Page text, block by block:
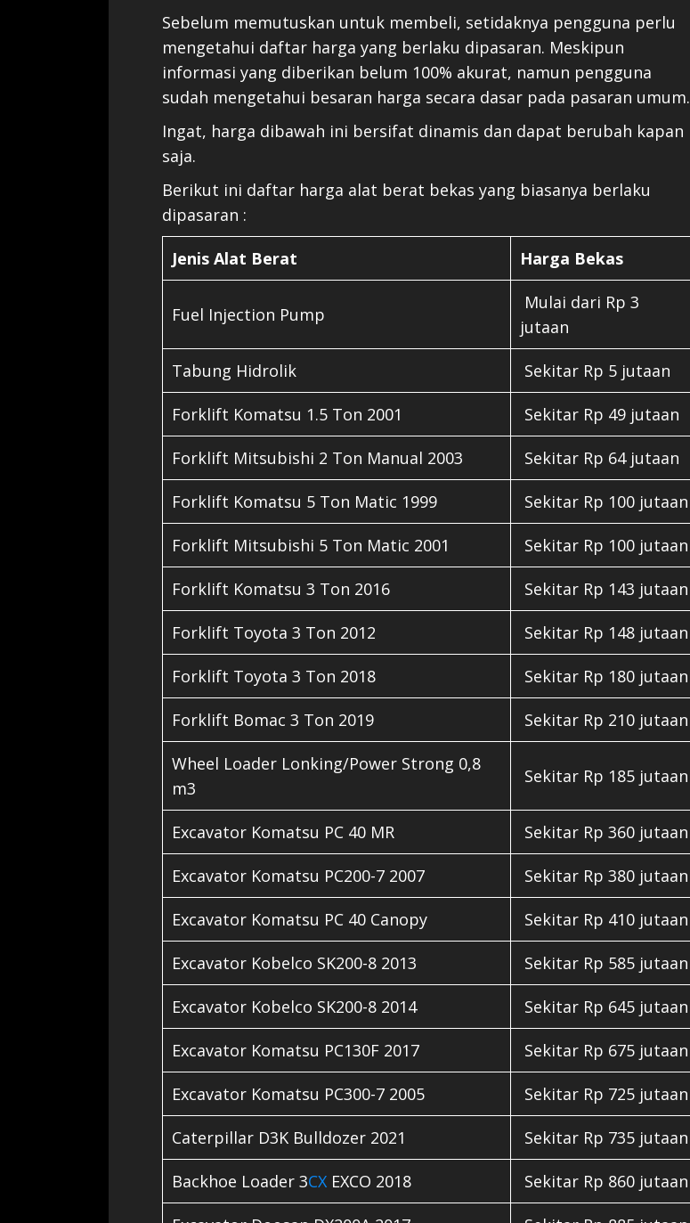
Sebelum memutuskan untuk membeli, setidaknya pengguna perlu
mengetahui daftar harga yang berlaku dipasaran. Meskipun
informasi yang diberikan belum 100% akurat, namun pengguna
sudah mengetahui besaran harga secara dasar pada pasaran umum.
Ingat, harga dibawah ini bersifat dinamis dan dapat berubah kapan
saja.
Berikut ini daftar harga alat berat bekas yang biasanya berlaku
dipasaran :
Jenis Alat Berat Harga Bekas
Fuel Injection Pump
Mulai dari Rp 3
jutaan
Tabung Hidrolik Sekitar Rp 5 jutaan
Forklift Komatsu 1.5 Ton 2001 Sekitar Rp 49 jutaan
Forklift Mitsubishi 2 Ton Manual 2003 Sekitar Rp 64 jutaan
Forklift Komatsu 5 Ton Matic 1999 Sekitar Rp 100 jutaan
Forklift Mitsubishi 5 Ton Matic 2001 Sekitar Rp 100 jutaan
Forklift Komatsu 3 Ton 2016 Sekitar Rp 143 jutaan
Forklift Toyota 3 Ton 2012 Sekitar Rp 148 jutaan
Forklift Toyota 3 Ton 2018 Sekitar Rp 180 jutaan
Forklift Bomac 3 Ton 2019 Sekitar Rp 210 jutaan
Wheel Loader Lonking/Power Strong 0,8
m3
Sekitar Rp 185 jutaan
Excavator Komatsu PC 40 MR Sekitar Rp 360 jutaan
Excavator Komatsu PC200-7 2007 Sekitar Rp 380 jutaan
Excavator Komatsu PC 40 Canopy Sekitar Rp 410 jutaan
Excavator Kobelco SK200-8 2013 Sekitar Rp 585 jutaan
Excavator Kobelco SK200-8 2014 Sekitar Rp 645 jutaan
Excavator Komatsu PC130F 2017 Sekitar Rp 675 jutaan
Excavator Komatsu PC300-7 2005 Sekitar Rp 725 jutaan
Caterpillar D3K Bulldozer 2021 Sekitar Rp 735 jutaan
Backhoe Loader 3CX EXCO 2018 Sekitar Rp 860 jutaan